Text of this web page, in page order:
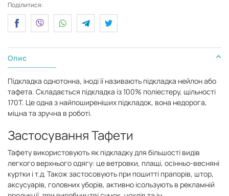
Поділитися:
Опис
Підкладка однотонна, іноді її називають підкладка нейлон або
тафета. Складається підкладка із 100% поліестеру, щільності
170Т. Це одна з найпоширеніших підкладок, вона недорога,
міцна та зручна в роботі.
Застосування Тафети
Тафету використовують як підкладку для більшості видів
легкого верхнього одягу: це ветровки, плащі, осінньо-весняні
куртки і т.д. Також застосовують при пошитті прапорів, штор,
аксусуарів, головних уборів, активно ісользують в рекламній